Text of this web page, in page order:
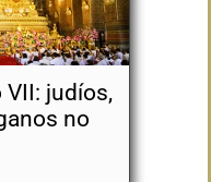
VII: judíos,
no